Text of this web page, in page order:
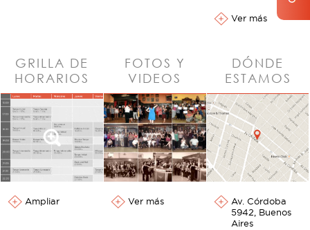
Ver más
GRILLA DE
HORARIOS
Ampliar
FOTOS Y
VIDEOS
Ver más
DÓNDE
ESTAMOS
Av. Córdoba
5942, Buenos
Aires